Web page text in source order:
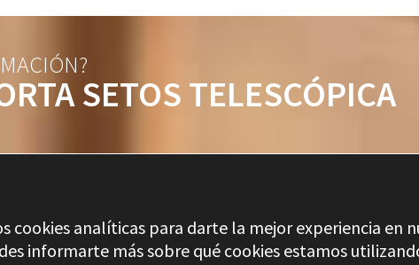
SETOS TELESCÓPICA
L20
cookies analíticas para darte la mejor experiencia en
informarte más sobre qué cookies estamos